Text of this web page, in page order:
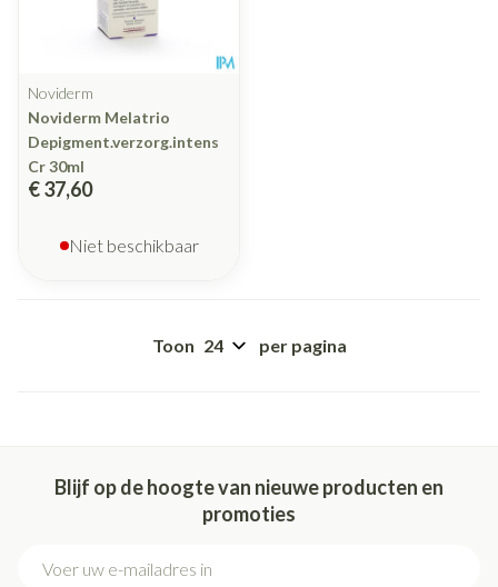
Noviderm
Noviderm Melatrio
Depigment.verzorg.intens
Cr 30ml
€ 37,60
Niet beschikbaar
Toon per pagina
Blijf op de hoogte van nieuwe producten en
promoties